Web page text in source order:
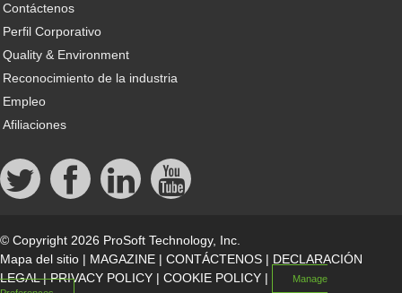
Contáctenos
Perfil Corporativo
Quality & Environment
Reconocimiento de la industria
Empleo
Afiliaciones
© Copyright 2026 ProSoft Technology, Inc.
Mapa del sitio | MAGAZINE | CONTÁCTENOS | DECLARACIÓN
LEGAL|PRIVACY POLICY | COOKIE POLICY |
Manage